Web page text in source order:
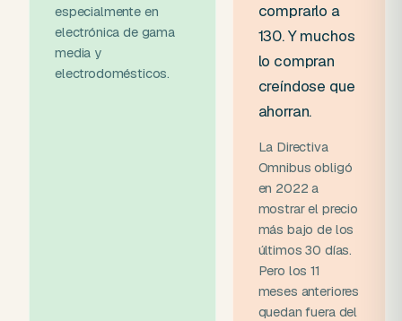
especialmente en
electrónica de gama
media y
electrodomésticos.
comprarlo a
130. Y muchos
lo compran
creíndose que
ahorran.
La Directiva
Omnibus obligó
en 2022 a
mostrar el precio
más bajo de los
últimos 30 días.
Pero los 11
meses anteriores
quedan fuera del